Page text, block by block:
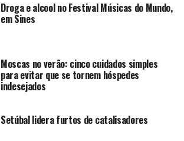
Droga e alcool no Festival Músicas do Mundo,
em Sines
Moscas no verão: cinco cuidados simples
para evitar que se tornem hóspedes
indesejados
Setúbal lidera furtos de catalisadores